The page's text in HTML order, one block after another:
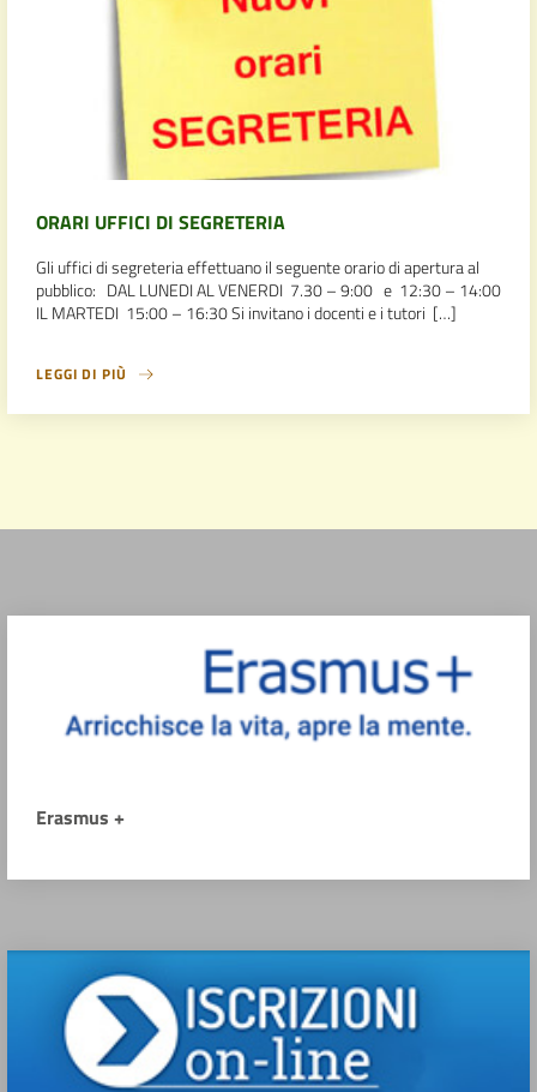
ORARI UFFICI DI SEGRETERIA
Gli uffici di segreteria effettuano il seguente orario di apertura al
pubblico: DAL LUNEDI AL VENERDI 7.30 – 9:00 e 12:30 – 14:00
IL MARTEDI 15:00 – 16:30 Si invitano i docenti e i tutori […]
LEGGI DI PIÙ
Erasmus +